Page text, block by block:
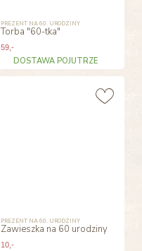
PREZENT NA 60. URODZINY
Torba "60-tka"
59 ,-
DOSTAWA POJUTRZE
PREZENT NA 60. URODZINY
Zawieszka na 60 urodziny
10 ,-